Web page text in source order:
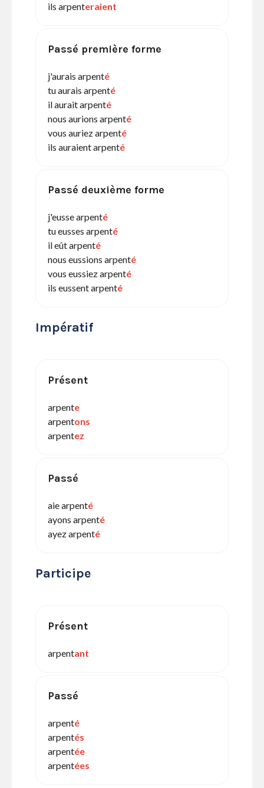
ils arpenteraient
Passé première forme
j'aurais arpenté
tu aurais arpenté
il aurait arpenté
nous aurions arpenté
vous auriez arpenté
ils auraient arpenté
Passé deuxième forme
j'eusse arpenté
tu eusses arpenté
il eût arpenté
nous eussions arpenté
vous eussiez arpenté
ils eussent arpenté
Impératif
Présent
arpente
arpentons
arpentez
Passé
aie arpenté
ayons arpenté
ayez arpenté
Participe
Présent
arpentant
Passé
arpenté
arpentés
arpentée
arpentées